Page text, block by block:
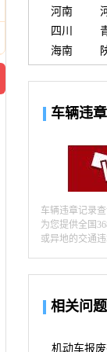
河南
四川
海南
车辆违
车辆违章记录
为您提供全国
或异地的交通违
相关问题
机动车报